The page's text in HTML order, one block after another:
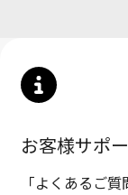
お客様サポ
「よくあるご